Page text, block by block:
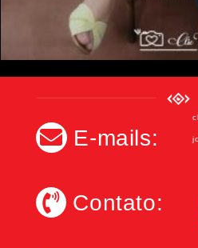
E-mails:
Contato: